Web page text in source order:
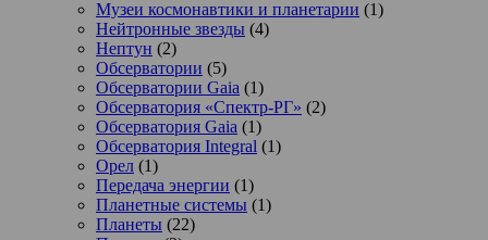
Музеи космонавтики и планетарии (1)
Нейтронные звезды (4)
Нептун (2)
Обсерватории (5)
Обсерватории Gaia (1)
Обсерватория «Спектр-РГ» (2)
Обсерватория Gaia (1)
Обсерватория Integral (1)
Орел (1)
Передача энергии (1)
Планетные системы (1)
Планеты (22)